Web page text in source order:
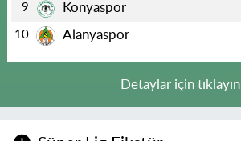
9 Konyaspor
10 Alanyaspor
Detaylar için tıklayın